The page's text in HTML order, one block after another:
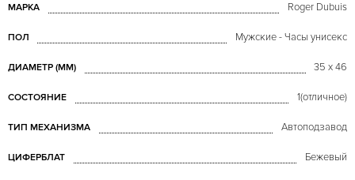
МАРКА Roger Dubuis
ПОЛ Мужские - Часы унисекс
ДИАМЕТР (MM) 35 x 46
СОСТОЯНИЕ 1(отличное)
ТИП МЕХАНИЗМА Автоподзавод
ЦИФЕРБЛАТ Бежевый